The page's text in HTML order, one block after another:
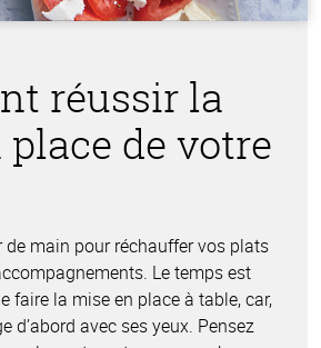
réussir la
de votre
main pour réchauffer vos plats
Le temps est
faire la mise en place à table, car,
d’abord avec ses yeux. Pensez